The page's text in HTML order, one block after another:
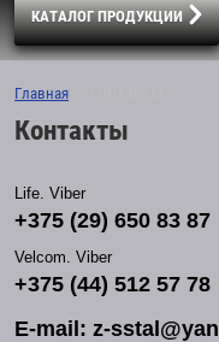
КАТАЛОГ ПРОДУКЦИИ
Главная
Контакты
Life. Viber
+375 (29) 650 83 87
Velcom. Viber
+375 (44) 512 57 78
E-mail: z-